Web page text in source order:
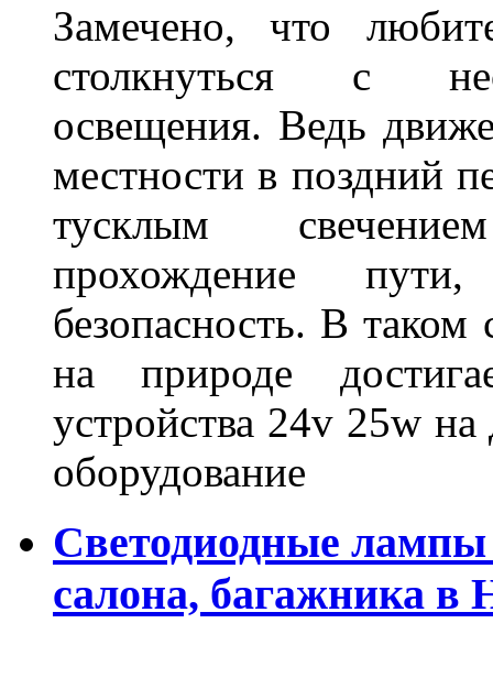
Замечено, что
столкнуться с
освещения. Ведь
местности в поздний
тусклым
прохождение
безопасность. В
на природе
устройства 24v 25w
оборудование
Светодиодные лампы
салона, багажника в